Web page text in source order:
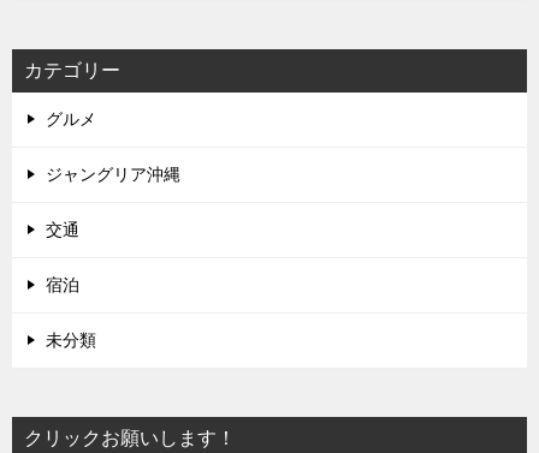
カテゴリー
グルメ
ジャングリア沖縄
交通
宿泊
未分類
クリックお願いします！